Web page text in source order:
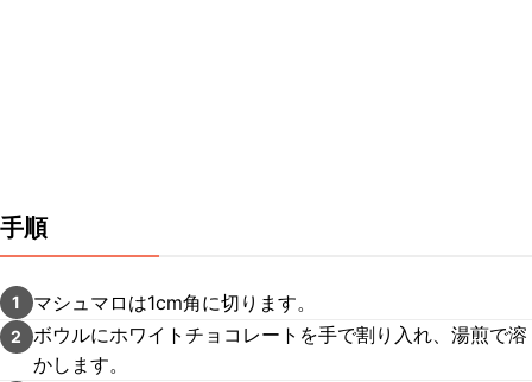
手順
1 マシュマロは1cm角に切ります。
2
ボウルにホワイトチョコレートを手で割り入れ、湯煎で溶
かします。